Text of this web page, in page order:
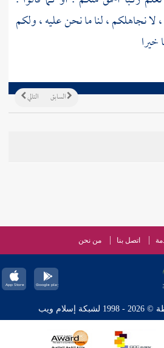
لا نجاهلكم ، لنا ما نحن عليه ، ولكم
خيرا
التالي السابق
اتصل بنا من نحن
ويب